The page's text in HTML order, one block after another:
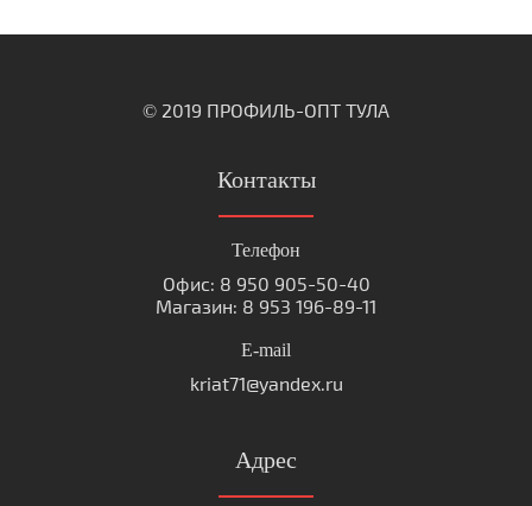
© 2019 ПРОФИЛЬ-ОПТ ТУЛА
Контакты
Телефон
Офис: 8 950 905-50-40
Магазин: 8 953 196-89-11
E-mail
kriat71@yandex.ru
Адрес